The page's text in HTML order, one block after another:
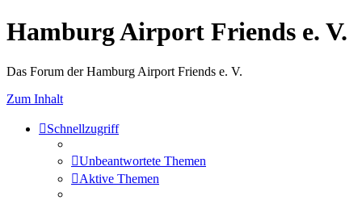
Hamburg Airport Friends e. V.
Das Forum der Hamburg Airport Friends e. V.
Zum Inhalt
Schnellzugriff
Unbeantwortete Themen
Aktive Themen